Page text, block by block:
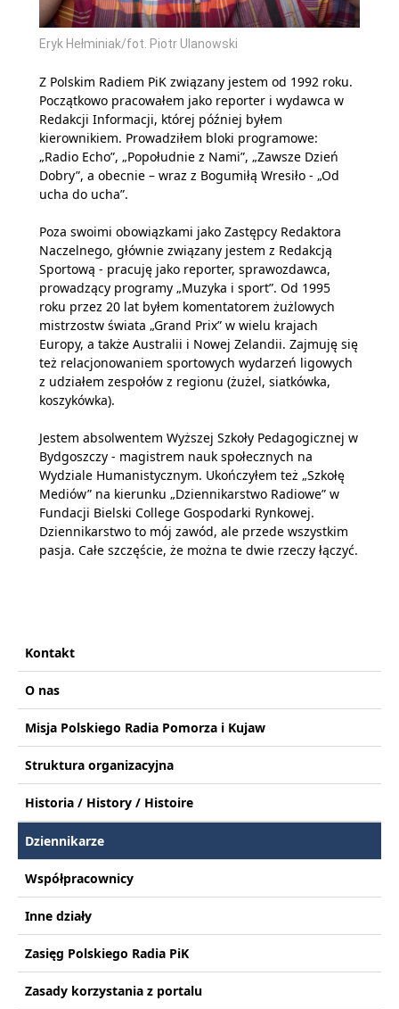
Eryk Hełminiak/fot. Piotr Ulanowski
Z Polskim Radiem PiK związany jestem od 1992 roku.
Początkowo pracowałem jako reporter i wydawca w
Redakcji Informacji, której później byłem
kierownikiem. Prowadziłem bloki programowe:
„Radio Echo”, „Popołudnie z Nami”, „Zawsze Dzień
Dobry”, a obecnie – wraz z Bogumiłą Wresiło - „Od
ucha do ucha”.
Poza swoimi obowiązkami jako Zastępcy Redaktora
Naczelnego, głównie związany jestem z Redakcją
Sportową - pracuję jako reporter, sprawozdawca,
prowadzący programy „Muzyka i sport”. Od 1995
roku przez 20 lat byłem komentatorem żużlowych
mistrzostw świata „Grand Prix” w wielu krajach
Europy, a także Australii i Nowej Zelandii. Zajmuję się
też relacjonowaniem sportowych wydarzeń ligowych
z udziałem zespołów z regionu (żużel, siatkówka,
koszykówka).
Jestem absolwentem Wyższej Szkoły Pedagogicznej w
Bydgoszczy - magistrem nauk społecznych na
Wydziale Humanistycznym. Ukończyłem też „Szkołę
Mediów” na kierunku „Dziennikarstwo Radiowe” w
Fundacji Bielski College Gospodarki Rynkowej.
Dziennikarstwo to mój zawód, ale przede wszystkim
pasja. Całe szczęście, że można te dwie rzeczy łączyć.
Kontakt
O nas
Misja Polskiego Radia Pomorza i Kujaw
Struktura organizacyjna
Historia / History / Histoire
Dziennikarze
Współpracownicy
Inne działy
Zasięg Polskiego Radia PiK
Zasady korzystania z portalu